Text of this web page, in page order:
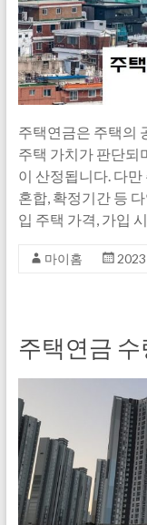
주택연금은 주택의
주택 가치가 판단되
이 산정됩니다. 다
혼합, 확정기간 등
입 주택 가격, 가입
마이홈
주택연금